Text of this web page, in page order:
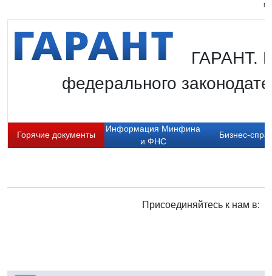
ГАРАНТ.
федерального
Горячие документы
Информация Минфина
и ФНС
Бизнес-
Присоединяйтесь к нам в: